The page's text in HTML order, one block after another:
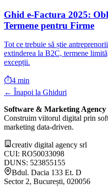
Ghid e-Factura 2025:
Termene pentru Firme
Tot ce trebuie să știe
extinderea la B2C, termene
excepții.
⏱️4 min
← Înapoi la Ghiduri
Software & Marketing Agency
Construim viitorul digital prin
marketing data-driven.
creativ digital agency srl
CUI: RO50033098
DUNS: 523855155
Bdul. Dacia 133 Et. D
Sector 2, București, 020056